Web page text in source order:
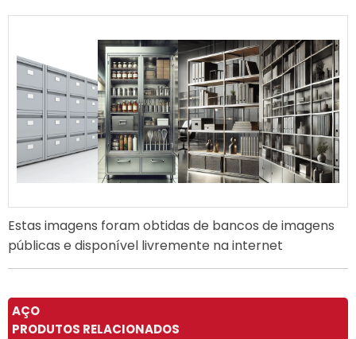
Estas imagens foram obtidas de bancos de imagens
públicas e disponível livremente na internet
AÇO
PRODUTOS RELACIONADOS